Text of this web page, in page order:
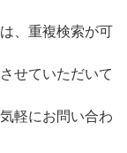
、重複検索が可
せていただいて
軽にお問い合わ